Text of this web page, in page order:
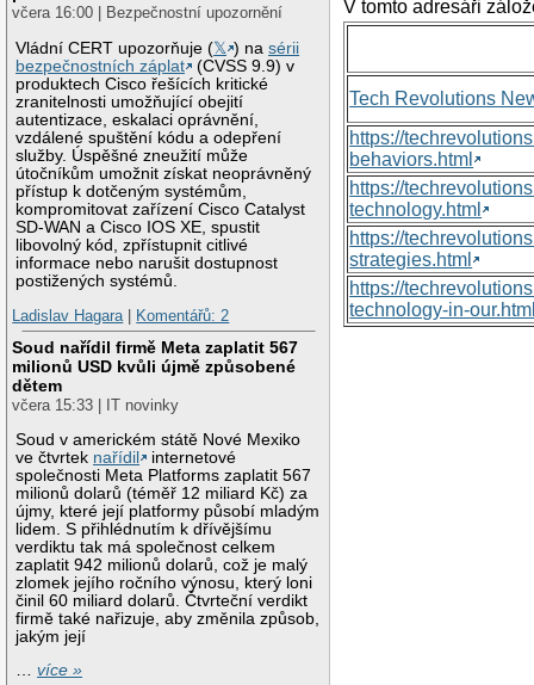
včera 16:00 | Bezpečnostní upozornění
Vládní CERT upozorňuje (𝕏 ) nasérii
bezpečnostních záplat
(CVSS 9.9) v
produktech Cisco řešících kritické
zranitelnosti umožňující obejití
autentizace, eskalaci oprávnění,
vzdálené spuštění kódu a odepření
služby. Úspěšné zneužití může
útočníkům umožnit získat neoprávněný
přístup k dotčeným systémům,
kompromitovat zařízení Cisco Catalyst
SD-WAN a Cisco IOS XE, spustit
libovolný kód, zpřístupnit citlivé
informace nebo narušit dostupnost
postižených systémů.
Ladislav Hagara| Komentářů: 2
Soud nařídil firmě Meta zaplatit 567
milionů USD kvůli újmě způsobené
dětem
včera 15:33 | IT novinky
Soud v americkém státě Nové Mexiko
ve čtvrtek nařídil
internetové
společnosti Meta Platforms zaplatit 567
milionů dolarů (téměř 12 miliard Kč) za
újmy, které její platformy působí mladým
lidem. S přihlédnutím k dřívějšímu
verdiktu tak má společnost celkem
zaplatit 942 milionů dolarů, což je malý
zlomek jejího ročního výnosu, který loni
činil 60 miliard dolarů. Čtvrteční verdikt
firmě také nařizuje, aby změnila způsob,
jakým její
…více »
V tomto adresáři
Tech Revolutions
https://
behaviors.html
https://
technology.html
https://
strategies.html
https://
technology-in-